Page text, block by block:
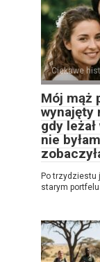
Ciekawe
Mój mąż
wynajęty
gdy
nie
Po trzydziestu
starym